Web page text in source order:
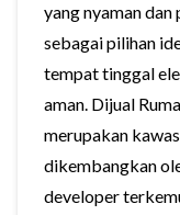
yang nyaman
sebagai pilihan
tempat tinggal
aman. Dijual
merupakan
dikembangkan
developer